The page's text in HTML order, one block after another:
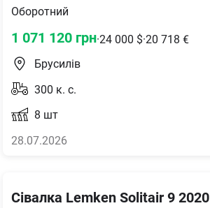
Оборотний
1 071 120 грн·24 000 $·20 718 €
Брусилів
300 к. с.
8 шт
28.07.2026
Сівалка Lemken Solitair 9 2020